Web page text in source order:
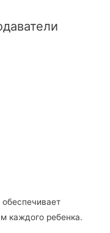
каждого ребенка.